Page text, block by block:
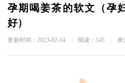
孕期喝姜茶的软文（孕
好）
更新时间：2023-02-14 阅读： 145 来